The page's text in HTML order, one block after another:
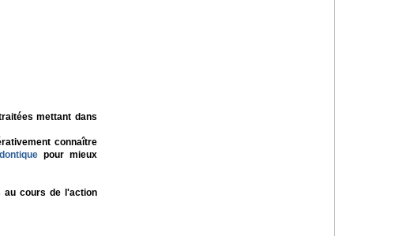
mettant dans
connaître
pour mieux
au cours de l'action